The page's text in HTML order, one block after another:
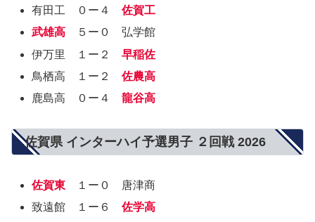
有田工 ０ー４佐賀工
武雄高
５ー０ 弘学館
伊万里 １ー２早稲佐
鳥栖高 １ー２佐農高
鹿島高 ０ー４龍谷高
佐賀県 インターハイ予選男子 ２回戦 2026
佐賀東 １ー０ 唐津商
致遠館 １ー６佐学高